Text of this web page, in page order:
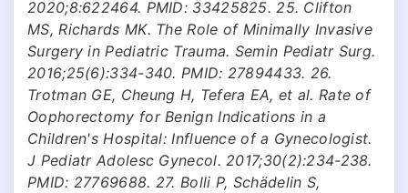
2020;8:622464. PMID: 33425825. 25. Clifton
MS, Richards MK. The Role of Minimally Invasive
Surgery in Pediatric Trauma. Semin Pediatr Surg.
2016;25(6):334-340. PMID: 27894433. 26.
Trotman GE, Cheung H, Tefera EA, et al. Rate of
Oophorectomy for Benign Indications in a
Children's Hospital: Influence of a Gynecologist.
J Pediatr Adolesc Gynecol. 2017;30(2):234-238.
PMID: 27769688. 27. Bolli P, Schädelin S,